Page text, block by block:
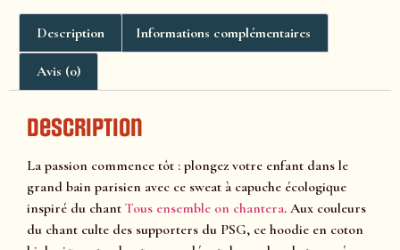
Description Informations complémentaires
Avis (0)
Description
La passion commence tôt : plongez votre enfant dans le
grand bain parisien avec ce sweat à capuche écologique
inspiré du chant Tous ensemble on chantera. Aux couleurs
du chant culte des supporters du PSG, ce hoodie en coton